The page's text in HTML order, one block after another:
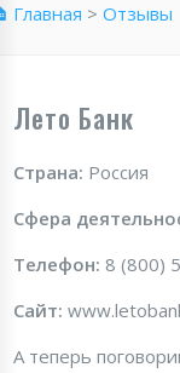
Главная > Отзывы
Лето Банк
Страна: Россия
Сфера
Телефон: 8 (800)
Сайт:
А теперь